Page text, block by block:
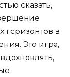
сказать,
горизонтов в
Это игра,